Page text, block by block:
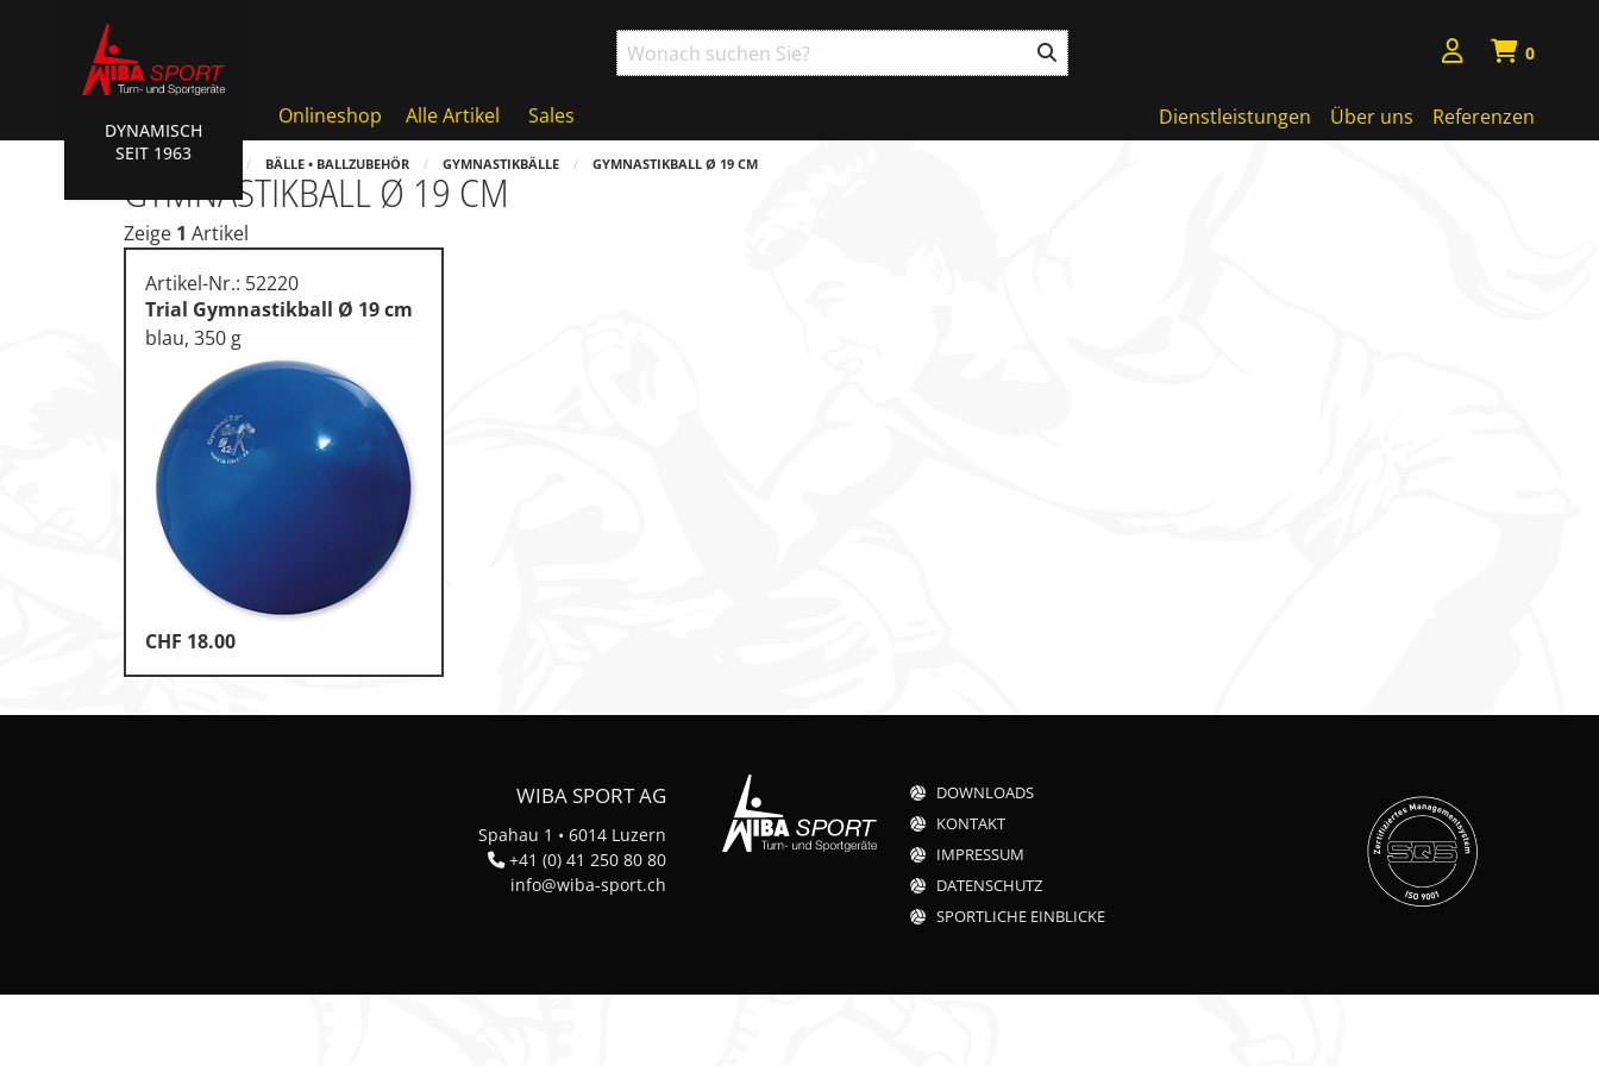
DYNAMISCH
SEIT 1963
0
Onlineshop Alle Artikel
Sales
AKTIONEN • WIBA SPORT
Badminton • Faustball
Basketball Systeme
Bälle • Ballzubehör
Fitness • Funktional Training
Fussball • Handballtore
Hockey • Tchouk • Funball
Klettern & Bouldern
Leichtathletik
Dienstleistungen Über uns Referenzen
HOME BÄLLE • BALLZUBEHÖR GYMNASTIKBÄLLE GYMNASTIKBALL Ø 19 CM
GYMNASTIKBALL Ø 19 CM
Zeige 1 Artikel
Artikel-Nr.: 52220
Trial Gymnastikball Ø 19 cm
blau, 350 g
CHF 18.00
WIBA SPORT AG
Spahau 1 • 6014 Luzern
+41 (0) 41 250 80 80
info@wiba-sport.ch
DOWNLOADS
KONTAKT
IMPRESSUM
DATENSCHUTZ
SPORTLICHE EINBLICKE